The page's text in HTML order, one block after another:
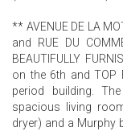
** AVENUE DE LA
and RUE DU
BEAUTIFULLY
on the 6th and TOP
period building.
spacious living
dryer) and a Murphy